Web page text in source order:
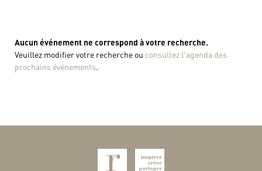
Aucun événement ne correspond à votre recherche.
Veuillez modifier votre recherche ou consultez l'agenda des
prochains événements.